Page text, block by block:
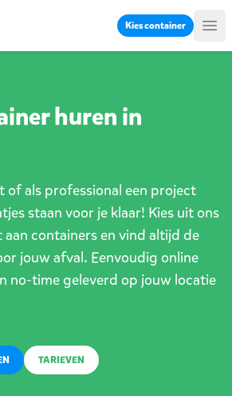
Kies container
huren in
of als professional een project
staan voor je klaar! Kies uit ons
containers en vind altijd de
jouw afval. Eenvoudig online
no-time geleverd op jouw locatie
TARIEVEN